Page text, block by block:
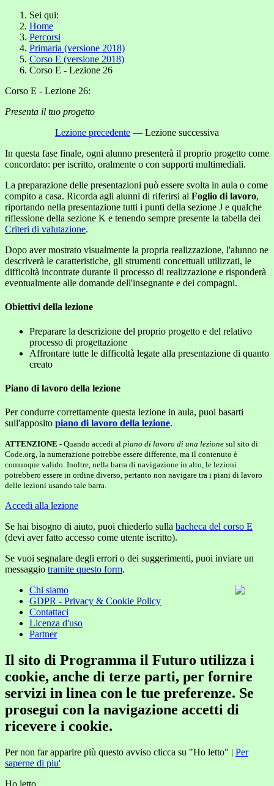
Sei qui:
Home
Percorsi
Primaria (versione 2018)
Corso E (versione 2018)
Corso E - Lezione 26
Corso E - Lezione 26:
Presenta il tuo progetto
Lezione precedente — Lezione successiva
In questa fase finale, ogni alunno presenterà il proprio progetto come
concordato: per iscritto, oralmente o con supporti multimediali.
La preparazione delle presentazioni può essere svolta in aula o come
compito a casa. Ricorda agli alunni di riferirsi al Foglio di lavoro,
riportando nella presentazione tutti i punti della sezione J e qualche
riflessione della sezione K e tenendo sempre presente la tabella dei
Criteri di valutazione.
Dopo aver mostrato visualmente la propria realizzazione, l'alunno ne
descriverà le caratteristiche, gli strumenti concettuali utilizzati, le
difficoltà incontrate durante il processo di realizzazione e risponderà
eventualmente alle domande dell'insegnante e dei compagni.
Obiettivi della lezione
Preparare la descrizione del proprio progetto e del relativo
processo di progettazione
Affrontare tutte le difficoltà legate alla presentazione di quanto
creato
Piano di lavoro della lezione
Per condurre correttamente questa lezione in aula, puoi basarti
sull'apposito piano di lavoro della lezione.
ATTENZIONE - Quando accedi al piano di lavoro di una lezione sul sito di
Code.org, la numerazione potrebbe essere differente, ma il contenuto è
comunque valido. Inoltre, nella barra di navigazione in alto, le lezioni
potrebbero essere in ordine diverso, pertanto non navigare tra i piani di lavoro
delle lezioni usando tale barra.
Accedi alla lezione
Se hai bisogno di aiuto, puoi chiederlo sulla bacheca del corso E
(devi aver fatto accesso come utente iscritto).
Se vuoi segnalare degli errori o dei suggerimenti, puoi inviare un
messaggio tramite questo form.
Chi siamo
GDPR - Privacy & Cookie Policy
Contattaci
Licenza d'uso
Partner
Il sito di Programma il Futuro utilizza i
cookie, anche di terze parti, per fornire
servizi in linea con le tue preferenze. Se
prosegui con la navigazione accetti di
ricevere i cookie.
Per non far apparire più questo avviso clicca su "Ho letto" | Per
saperne di piu'
Ho letto